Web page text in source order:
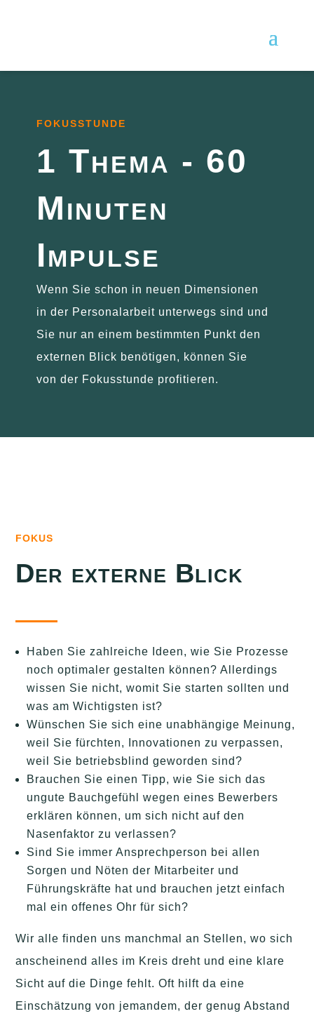
FOKUSSTUNDE
1 Thema - 60
Minuten
Impulse
Wenn Sie schon in neuen Dimensionen
in der Personalarbeit unterwegs sind und
Sie nur an einem bestimmten Punkt den
externen Blick benötigen, können Sie
von der Fokusstunde profitieren.
FOKUS
Der externe Blick
Haben Sie zahlreiche Ideen, wie Sie Prozesse
noch optimaler gestalten können? Allerdings
wissen Sie nicht, womit Sie starten sollten und
was am Wichtigsten ist?
Wünschen Sie sich eine unabhängige Meinung,
weil Sie fürchten, Innovationen zu verpassen,
weil Sie betriebsblind geworden sind?
Brauchen Sie einen Tipp, wie Sie sich das
ungute Bauchgefühl wegen eines Bewerbers
erklären können, um sich nicht auf den
Nasenfaktor zu verlassen?
Sind Sie immer Ansprechperson bei allen
Sorgen und Nöten der Mitarbeiter und
Führungskräfte hat und brauchen jetzt einfach
mal ein offenes Ohr für sich?
Wir alle finden uns manchmal an Stellen, wo sich
anscheinend alles im Kreis dreht und eine klare
Sicht auf die Dinge fehlt. Oft hilft da eine
Einschätzung von jemandem, der genug Abstand